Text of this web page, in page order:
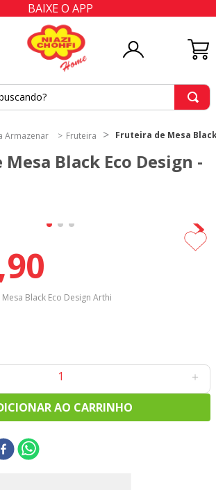
BAIXE O APP
Armazenar Fruteira Fruteira de Mesa
Black Eco Design -
90
Black Eco Design Arthi
＋
AO CARRINHO